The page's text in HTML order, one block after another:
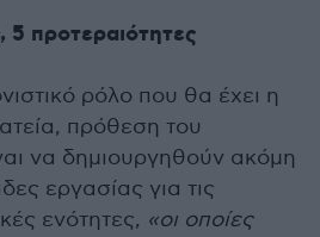
5 προτεραιότητες
ρόλο που θα έχει η
πρόθεση του
να δημιουργηθούν ακόμη
εργασίας για τις
ενότητες, «οι οποίες